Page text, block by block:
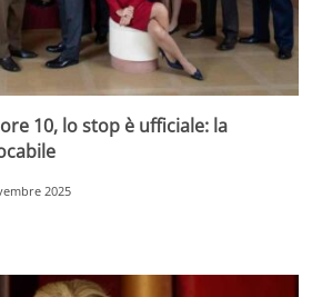
10, lo stop è ufficiale: la
2025